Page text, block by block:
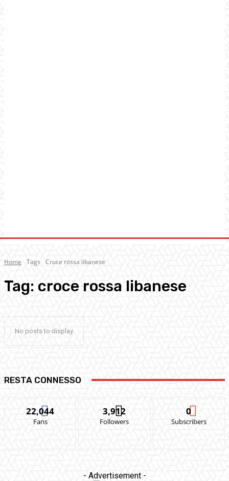
Home Tags Croce rossa libanese
Tag: croce rossa libanese
No posts to display
RESTA CONNESSO
22,044
Fans
3,912
Followers
0
Subscribers
- Advertisement -